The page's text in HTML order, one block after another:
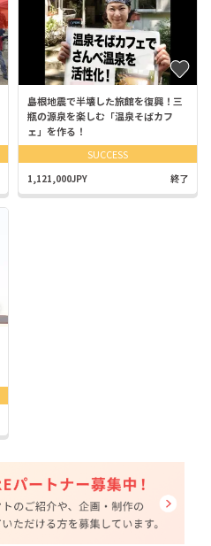
島根地震で半壊した旅館を復興！三
瓶の源泉を楽しむ「温泉そばカフ
ェ」を作る！
SUCCESS
1,121,000JPY 終了